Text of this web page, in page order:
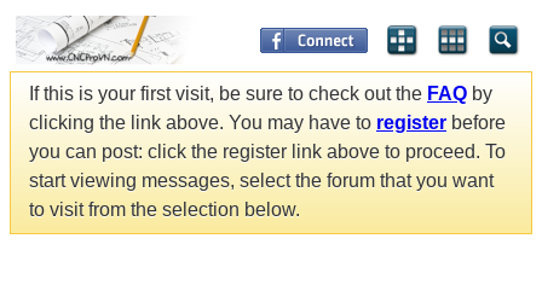
If this is your first visit, be sure to check out the FAQ by
clicking the link above. You may have to register before
you can post: click the register link above to proceed. To
start viewing messages, select the forum that you want
to visit from the selection below.